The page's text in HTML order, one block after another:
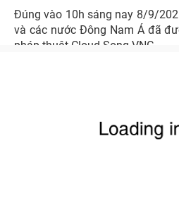
Đúng vào 10h sáng nay 8/9/
và các nước Đông Nam Á đã
pháp thuật Cloud Song VNG.